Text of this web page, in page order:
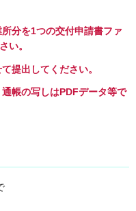
分を1つの交付申請書ファ
い。
提出してください。
帳の写しはPDFデータ等で